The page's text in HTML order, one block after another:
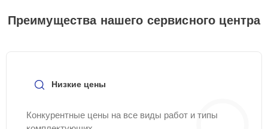
службы заботы о клиентах. Для расчета итоговой
стоимости ремонта духового шкафа достаточно
Преимущества нашего сервисного центра
Низкие цены
Конкурентные цены на все виды работ и типы